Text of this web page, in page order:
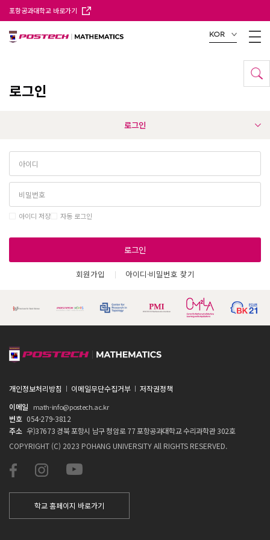
포항공과대학교 바로가기
KOR
로그인
로그인
아이디 저장 자동 로그인
로그인
회원가입 아이디·비밀번호 찾기
개인정보처리방침 이메일무단수집거부
저작권정책
이메일
math-info@postech.ac.kr
번호 054-279-3812
주소 우)37673 경북 포항시 남구 청암로 77 포항공과대학교 수리과학관 302호
COPYRIGHT (C) 2023 POHANG UNIVERSITY All RIGHTS RESERVED.
학교 홈페이지 바로가기